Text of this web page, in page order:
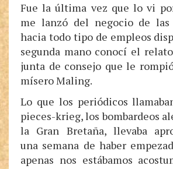
Fue la última vez que lo vi
me lanzó del negocio de las
hacia todo tipo de empleos
segunda mano conocí el
junta de consejo que le
mísero Maling.
Lo que los periódicos
pieces-krieg, los bombardeos
la Gran Bretaña, llevaba
una semana de haber
apenas nos estábamos